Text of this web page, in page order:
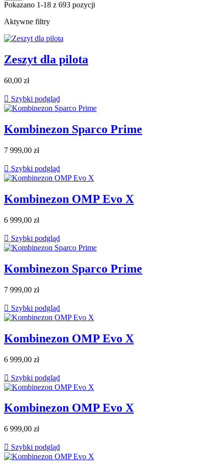
Pokazano 1-18 z 693 pozycji
Aktywne filtry
Zeszyt dla pilota
60,00 zł
 Szybki podgląd
Kombinezon Sparco Prime
7 999,00 zł
 Szybki podgląd
Kombinezon OMP Evo X
6 999,00 zł
 Szybki podgląd
Kombinezon Sparco Prime
7 999,00 zł
 Szybki podgląd
Kombinezon OMP Evo X
6 999,00 zł
 Szybki podgląd
Kombinezon OMP Evo X
6 999,00 zł
 Szybki podgląd